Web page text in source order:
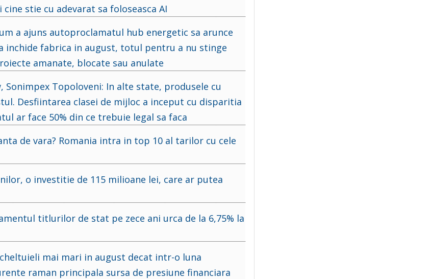
stie cu adevarat sa foloseasca AI
a ajuns autoproclamatul hub energetic sa arunce
inchide fabrica in august, totul pentru a nu stinge
amanate, blocate sau anulate
Sonimpex Topoloveni: In alte state, produsele cu
Desfiintarea clasei de mijloc a inceput cu disparitia
ar face 50% din ce trebuie legal sa faca
de vara? Romania intra in top 10 al tarilor cu cele
o investitie de 115 milioane lei, care ar putea
titlurilor de stat pe zece ani urca de la 6,75% la
mai mari in august decat intr-o luna
raman principala sursa de presiune financiara